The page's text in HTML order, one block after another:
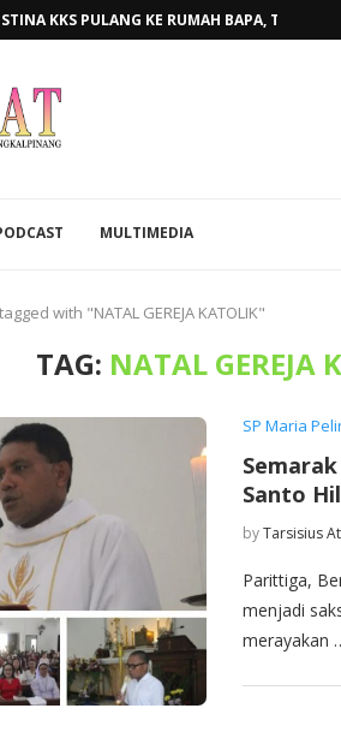
KKS PULANG KE RUMAH BAPA,
MULTIMEDIA
with "NATAL GEREJA KATOLIK"
TAG: NATAL GEREJA
SP Maria
Santo
byTarsisius
Parittiga,
menjadi
merayakan